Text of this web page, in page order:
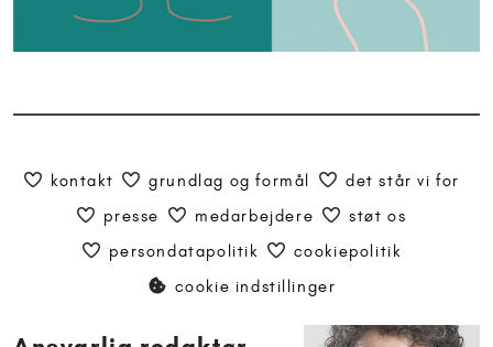
kontakt grundlag og formål
det står vi for
presse
medarbejdere
støt os
persondatapolitik
cookiepolitik
cookie indstillinger